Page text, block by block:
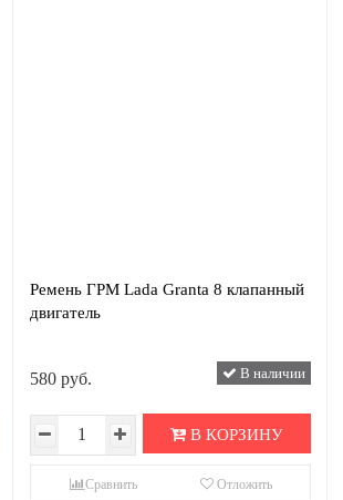
Ремень ГРМ Lada Granta 8 клапанный
двигатель
580 руб. В наличии
В КОРЗИНУ
Сравнить Отложить